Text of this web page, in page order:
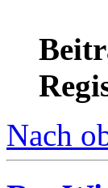
Nach